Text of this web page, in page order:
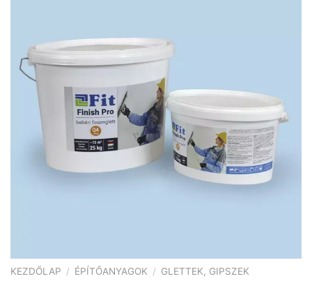
KEZDŐLAP / ÉPÍTŐANYAGOK / GLETTEK, GIPSZEK